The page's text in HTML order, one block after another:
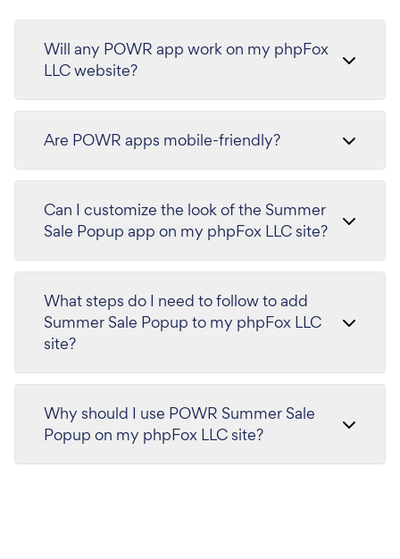
Will any POWR app work on my phpFox
LLC website?
Are POWR apps mobile-friendly?
Can I customize the look of the Summer
Sale Popup app on my phpFox LLC site?
What steps do I need to follow to add
Summer Sale Popup to my phpFox LLC
site?
Why should I use POWR Summer Sale
Popup on my phpFox LLC site?